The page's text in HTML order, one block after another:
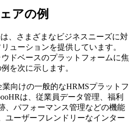
アの例
、さまざまなビジネスニーズに対
ューションを提供しています。
ドベースのプラットフォームに焦
を次に示します。
業向けの一般的なHRMSプラットフ
は、従業員データ管理、福利
、パフォーマンス管理などの機能
ユーザーフレンドリーなインター